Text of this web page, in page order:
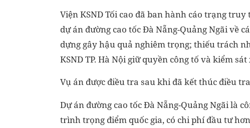
Viện KSND Tối cao đã ban hành cáo trạng
dự án đường cao tốc Đà Nẵng-Quảng Ngãi về
dựng gây hậu quả nghiêm trọng; thiếu trách
KSND TP. Hà Nội giữ quyền công tố và kiểm
Vụ án được điều tra sau khi đã kết thúc điều
Dự án đường cao tốc Đà Nẵng-Quảng Ngãi là
trình trọng điểm quốc gia, có chi phí đầu tư hơn